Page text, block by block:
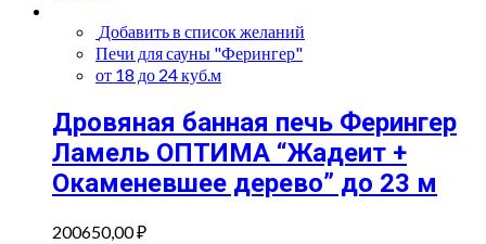
Добавить в список желаний
Печи для сауны "Ферингер"
от 18 до 24 куб.м
Дровяная банная печь Ферингер
Ламель ОПТИМА “Жадеит +
Окаменевшее дерево” до 23 м
200650,00₽